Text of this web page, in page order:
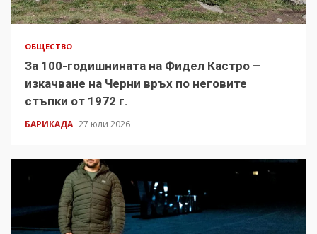
ОБЩЕСТВО
За 100-годишнината на Фидел Кастро –
изкачване на Черни връх по неговите
стъпки от 1972 г.
БАРИКАДА 27 юли 2026